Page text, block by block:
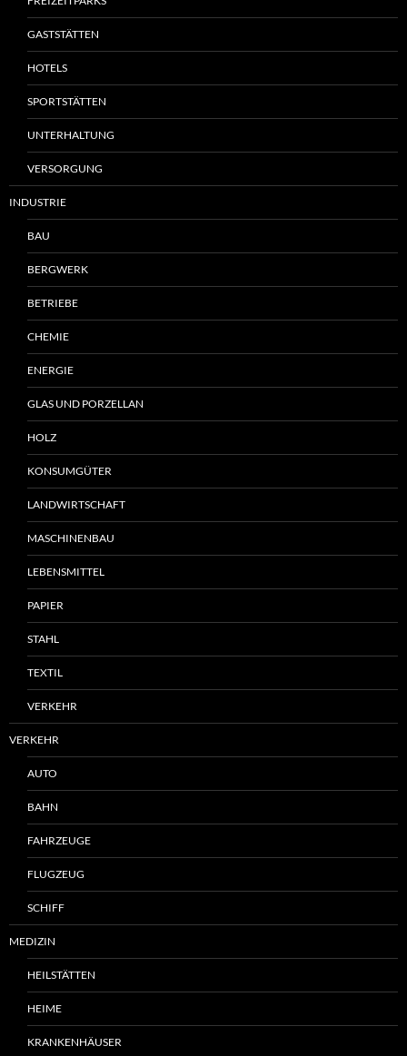
GASTSTÄTTEN
HOTELS
SPORTSTÄTTEN
UNTERHALTUNG
VERSORGUNG
INDUSTRIE
BAU
BERGWERK
BETRIEBE
CHEMIE
ENERGIE
GLAS UND PORZELLAN
HOLZ
KONSUMGÜTER
LANDWIRTSCHAFT
MASCHINENBAU
LEBENSMITTEL
PAPIER
STAHL
TEXTIL
VERKEHR
VERKEHR
AUTO
BAHN
FAHRZEUGE
FLUGZEUG
SCHIFF
MEDIZIN
HEILSTÄTTEN
HEIME
KRANKENHÄUSER